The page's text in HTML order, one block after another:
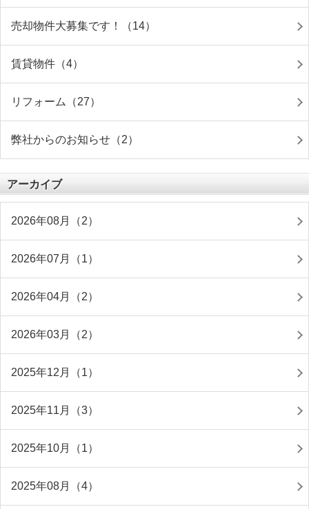
売却物件大募集です！（14）
賃貸物件（4）
リフォーム（27）
弊社からのお知らせ（2）
アーカイブ
2026年08月（2）
2026年07月（1）
2026年04月（2）
2026年03月（2）
2025年12月（1）
2025年11月（3）
2025年10月（1）
2025年08月（4）